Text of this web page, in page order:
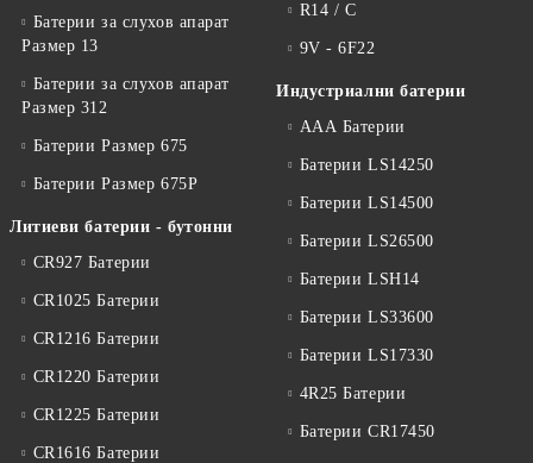
Батерии за слухов апарат
Размер 13
Батерии за слухов апарат
Размер 312
Батерии Размер 675
Батерии Размер 675P
Литиеви батерии - бутонни
CR927 Батерии
CR1025 Батерии
CR1216 Батерии
CR1220 Батерии
CR1225 Батерии
CR1616 Батерии
R14 / C
9V - 6F22
Индустриални батерии
ААА Батерии
Батерии LS14250
Батерии LS14500
Батерии LS26500
Батерии LSH14
Батерии LS33600
Батерии LS17330
4R25 Батерии
Батерии CR17450